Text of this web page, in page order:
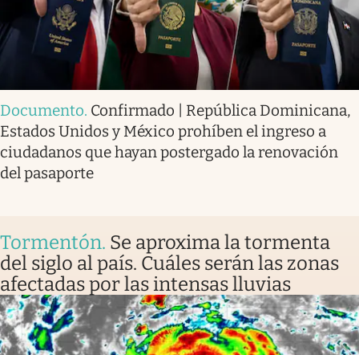
Documento. Confirmado | República Dominicana,
Estados Unidos y México prohíben el ingreso a
ciudadanos que hayan postergado la renovación
del pasaporte
Tormentón. Se aproxima la tormenta
del siglo al país. Cuáles serán las zonas
afectadas por las intensas lluvias